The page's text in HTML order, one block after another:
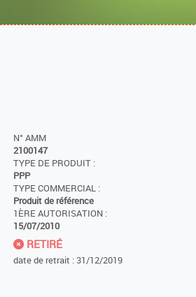
N° AMM
2100147
TYPE DE PRODUIT :
PPP
TYPE COMMERCIAL :
Produit de référence
1ÈRE AUTORISATION :
15/07/2010
RETIRÉ
date de retrait : 31/12/2019